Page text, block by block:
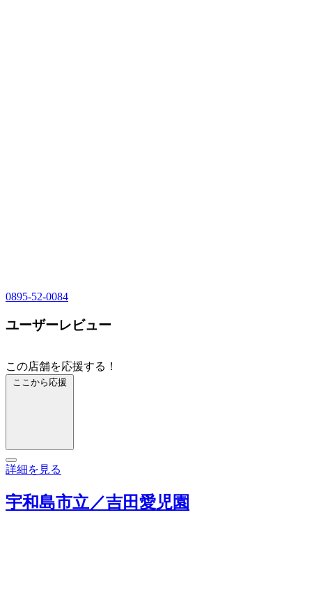
0895-52-0084
ユーザーレビュー
この店舗を応援する！
ここから応援
詳細を見る
宇和島市立／吉田愛児園